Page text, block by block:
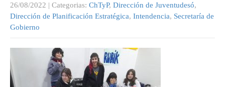
26/08/2022 | Categorias: ChTyP, Dirección de Juventudesó,
Dirección de Planificación Estratégica, Intendencia, Secretaría de
Gobierno